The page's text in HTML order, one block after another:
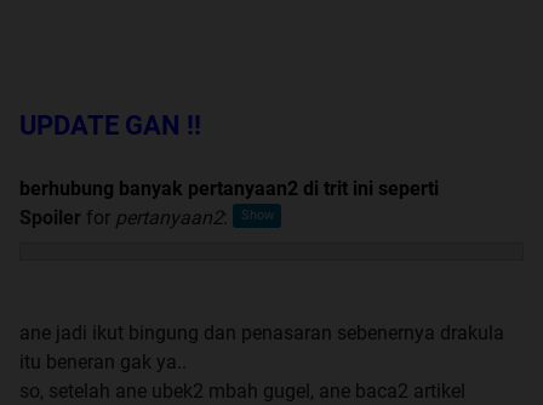
UPDATE GAN !!
berhubung banyak pertanyaan2 di trit ini seperti
Spoiler for pertanyaan2:
ane jadi ikut bingung dan penasaran sebenernya drakula
itu beneran gak ya..
so, setelah ane ubek2 mbah gugel, ane baca2 artikel